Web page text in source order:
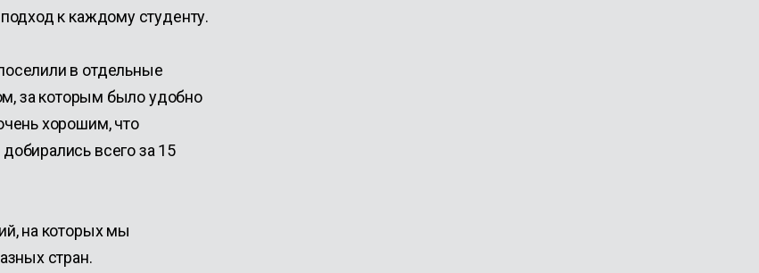
к каждому студенту.
в отдельные
за которым было удобно
хорошим, что
всего за 15
на которых мы
стран.